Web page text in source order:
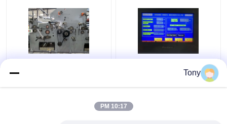
آلة تغليف الفلوت
الأوتوماتيكية ذات
5000 قطعة / ساعة DW-
Tony
10:17 PM